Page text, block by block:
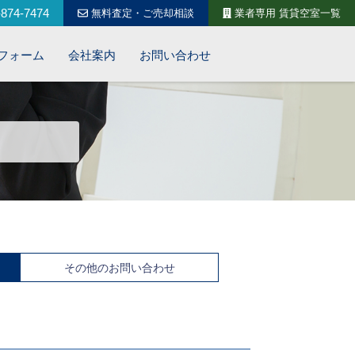
7474 無料査定・ご売却相談 業者専用 賃貸空室一覧
ォーム 会社案内 お問い合わせ
その他のお問い合わせ